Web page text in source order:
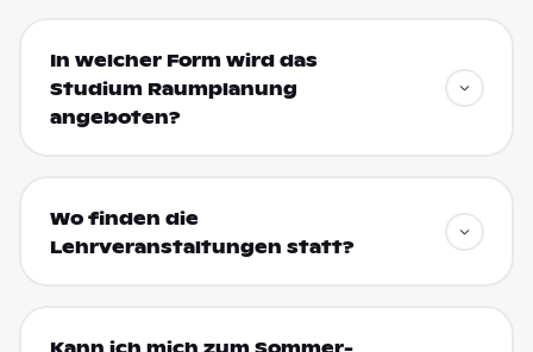
In welcher Form wird das
Studium Raumplanung
angeboten?
Wo finden die
Lehrveranstaltungen statt?